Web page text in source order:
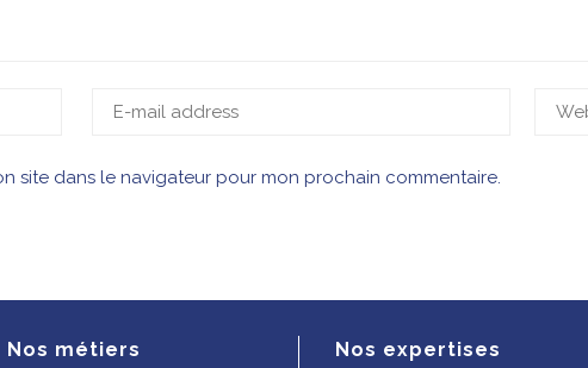
site dans le navigateur pour mon prochain commentaire.
Nos métiers Nos expertises